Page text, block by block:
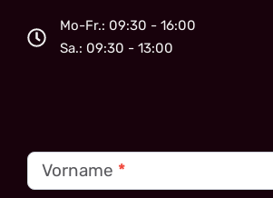
Mo-Fr.: 09:30 - 16:00
Sa.: 09:30 - 13:00
Kontakt
Vorname *